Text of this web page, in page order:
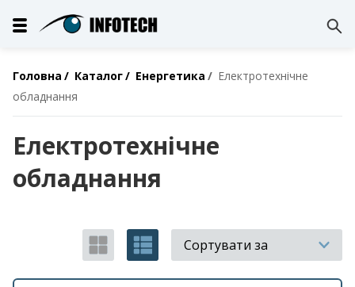
Головна Каталог Енергетика
Електротехнічне
обладнання
Електротехнічне
обладнання
Сортувати за